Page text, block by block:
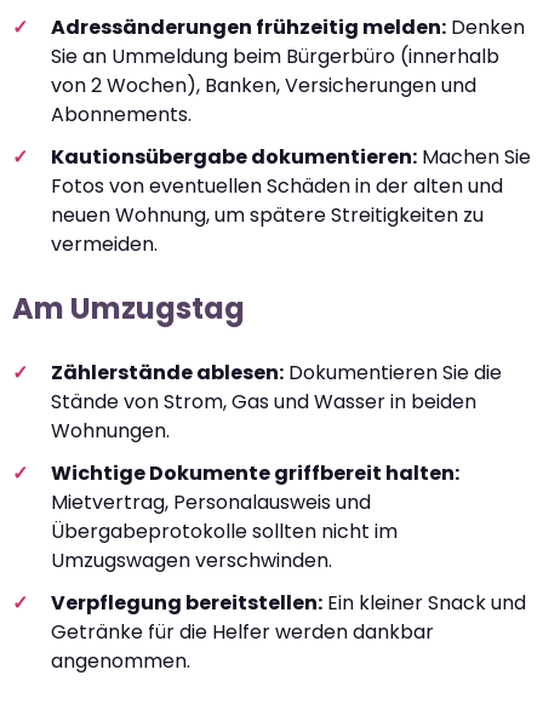
Adressänderungen frühzeitig melden: Denken
Sie an Ummeldung beim Bürgerbüro (innerhalb
von 2 Wochen), Banken, Versicherungen und
Abonnements.
Kautionsübergabe dokumentieren: Machen Sie
Fotos von eventuellen Schäden in der alten und
neuen Wohnung, um spätere Streitigkeiten zu
vermeiden.
Am Umzugstag
Zählerstände ablesen: Dokumentieren Sie die
Stände von Strom, Gas und Wasser in beiden
Wohnungen.
Wichtige Dokumente griffbereit halten:
Mietvertrag, Personalausweis und
Übergabeprotokolle sollten nicht im
Umzugswagen verschwinden.
Verpflegung bereitstellen: Ein kleiner Snack und
Getränke für die Helfer werden dankbar
angenommen.